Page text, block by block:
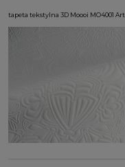
tapeta tekstylna 3D Moooi MO4001